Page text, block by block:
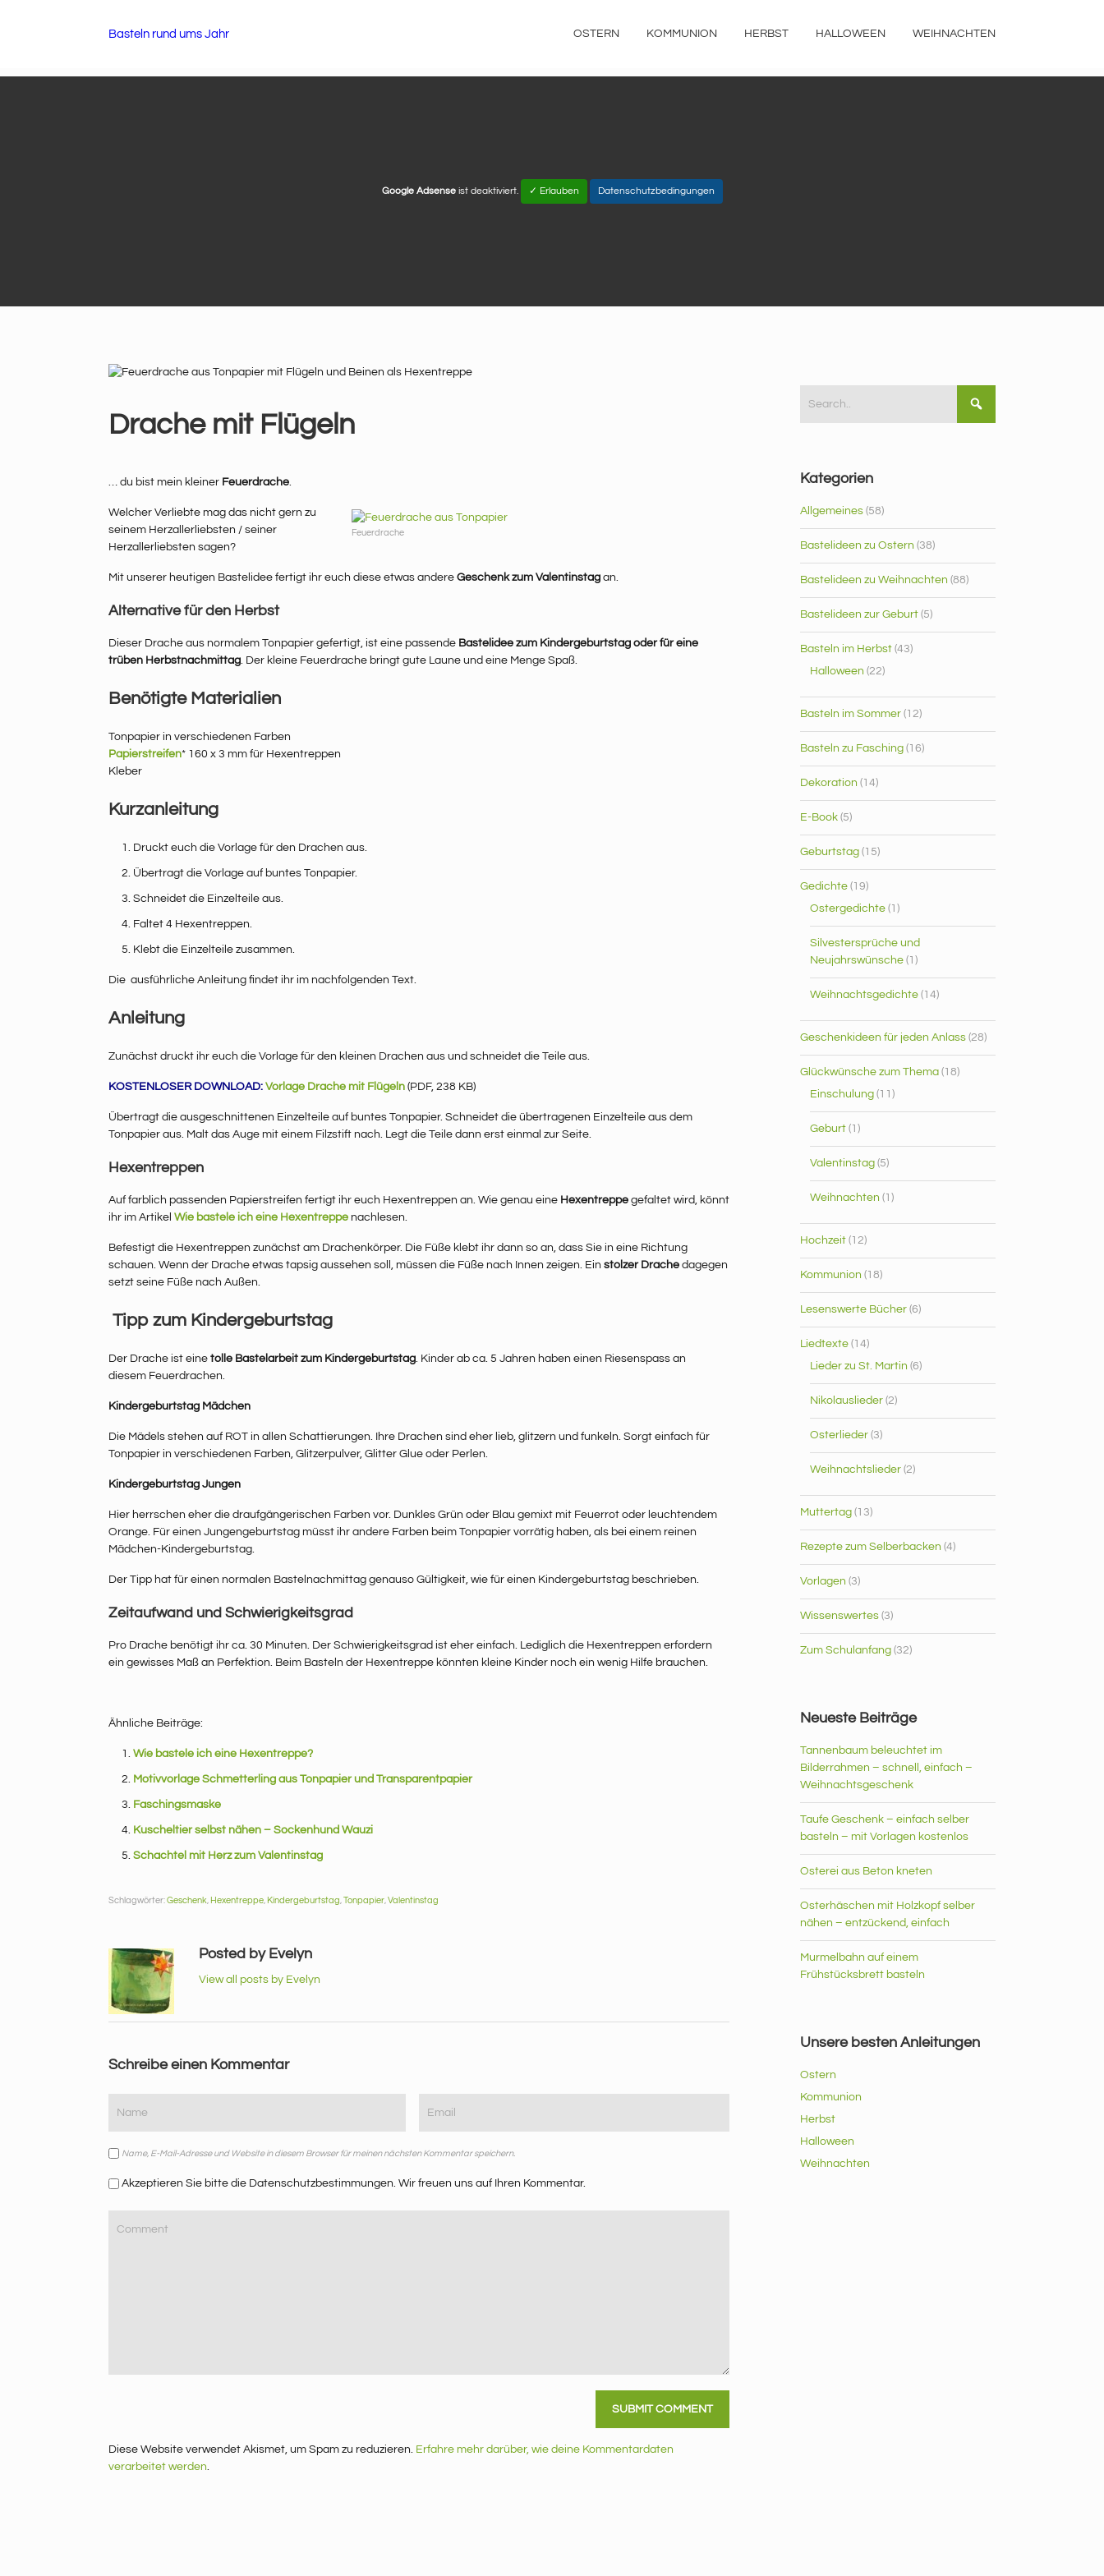
Basteln rund ums Jahr OSTERN KOMMUNION HERBST HALLOWEEN WEIHNACHTEN
Google Adsenseist deaktiviert. ✓ Erlauben Datenschutzbedingungen
Drache mit Flügeln
… du bist mein kleiner Feuerdrache.
Feuerdrache
Welcher Verliebte mag das nicht gern zu
seinem Herzallerliebsten / seiner
Herzallerliebsten sagen?
Mit unserer heutigen Bastelidee fertigt ihr euch diese etwas andere Geschenk zum Valentinstag an.
Alternative für den Herbst
Dieser Drache aus normalem Tonpapier gefertigt, ist eine passende Bastelidee zum Kindergeburtstag oder für eine
trüben Herbstnachmittag. Der kleine Feuerdrache bringt gute Laune und eine Menge Spaß.
Benötigte Materialien
Tonpapier in verschiedenen Farben
Papierstreifen* 160 x 3 mm für Hexentreppen
Kleber
Kurzanleitung
Druckt euch die Vorlage für den Drachen aus.
Übertragt die Vorlage auf buntes Tonpapier.
Schneidet die Einzelteile aus.
Faltet 4 Hexentreppen.
Klebt die Einzelteile zusammen.
Die ausführliche Anleitung findet ihr im nachfolgenden Text.
Anleitung
Zunächst druckt ihr euch die Vorlage für den kleinen Drachen aus und schneidet die Teile aus.
KOSTENLOSER DOWNLOAD: Vorlage Drache mit Flügeln (PDF, 238 KB)
Übertragt die ausgeschnittenen Einzelteile auf buntes Tonpapier. Schneidet die übertragenen Einzelteile aus dem
Tonpapier aus. Malt das Auge mit einem Filzstift nach. Legt die Teile dann erst einmal zur Seite.
Hexentreppen
Auf farblich passenden Papierstreifen fertigt ihr euch Hexentreppen an. Wie genau eine Hexentreppe gefaltet wird, könnt
ihr im Artikel Wie bastele ich eine Hexentreppe nachlesen.
Befestigt die Hexentreppen zunächst am Drachenkörper. Die Füße klebt ihr dann so an, dass Sie in eine Richtung
schauen. Wenn der Drache etwas tapsig aussehen soll, müssen die Füße nach Innen zeigen. Ein stolzer Drache dagegen
setzt seine Füße nach Außen.
Tipp zum Kindergeburtstag
Der Drache ist eine tolle Bastelarbeit zum Kindergeburtstag. Kinder ab ca. 5 Jahren haben einen Riesenspass an
diesem Feuerdrachen.
Kindergeburtstag Mädchen
Die Mädels stehen auf ROT in allen Schattierungen. Ihre Drachen sind eher lieb, glitzern und funkeln. Sorgt einfach für
Tonpapier in verschiedenen Farben, Glitzerpulver, Glitter Glue oder Perlen.
Kindergeburtstag Jungen
Hier herrschen eher die draufgängerischen Farben vor. Dunkles Grün oder Blau gemixt mit Feuerrot oder leuchtendem
Orange. Für einen Jungengeburtstag müsst ihr andere Farben beim Tonpapier vorrätig haben, als bei einem reinen
Mädchen-Kindergeburtstag.
Der Tipp hat für einen normalen Bastelnachmittag genauso Gültigkeit, wie für einen Kindergeburtstag beschrieben.
Zeitaufwand und Schwierigkeitsgrad
Pro Drache benötigt ihr ca. 30 Minuten. Der Schwierigkeitsgrad ist eher einfach. Lediglich die Hexentreppen erfordern
ein gewisses Maß an Perfektion. Beim Basteln der Hexentreppe könnten kleine Kinder noch ein wenig Hilfe brauchen.
Ähnliche Beiträge:
Wie bastele ich eine Hexentreppe?
Motivvorlage Schmetterling aus Tonpapier und Transparentpapier
Faschingsmaske
Kuscheltier selbst nähen – Sockenhund Wauzi
Schachtel mit Herz zum Valentinstag
Schlagwörter:Geschenk, Hexentreppe, Kindergeburtstag, Tonpapier,Valentinstag
Posted by Evelyn
View all posts by Evelyn
Schreibe einen Kommentar
Name, E-Mail-Adresse und Website in diesem Browser für meinen nächsten Kommentar speichern.
Akzeptieren Sie bitte die Datenschutzbestimmungen. Wir freuen uns auf Ihren Kommentar.
Diese Website verwendet Akismet, um Spam zu reduzieren. Erfahre mehr darüber, wie deine Kommentardaten
verarbeitet werden.
Kategorien
Allgemeines (58)
Bastelideen zu Ostern (38)
Bastelideen zu Weihnachten (88)
Bastelideen zur Geburt (5)
Basteln im Herbst (43)
Halloween (22)
Basteln im Sommer (12)
Basteln zu Fasching (16)
Dekoration (14)
E-Book (5)
Geburtstag (15)
Gedichte (19)
Ostergedichte (1)
Silvestersprüche und
Neujahrswünsche (1)
Weihnachtsgedichte (14)
Geschenkideen für jeden Anlass (28)
Glückwünsche zum Thema (18)
Einschulung (11)
Geburt (1)
Valentinstag (5)
Weihnachten (1)
Hochzeit (12)
Kommunion (18)
Lesenswerte Bücher (6)
Liedtexte (14)
Lieder zu St. Martin (6)
Nikolauslieder (2)
Osterlieder (3)
Weihnachtslieder (2)
Muttertag (13)
Rezepte zum Selberbacken (4)
Vorlagen (3)
Wissenswertes (3)
Zum Schulanfang (32)
Neueste Beiträge
Tannenbaum beleuchtet im
Bilderrahmen – schnell, einfach –
Weihnachtsgeschenk
Taufe Geschenk – einfach selber
basteln – mit Vorlagen kostenlos
Osterei aus Beton kneten
Osterhäschen mit Holzkopf selber
nähen – entzückend, einfach
Murmelbahn auf einem
Frühstücksbrett basteln
Unsere besten Anleitungen
Ostern
Kommunion
Herbst
Halloween
Weihnachten